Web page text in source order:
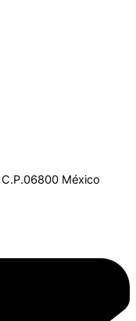
México